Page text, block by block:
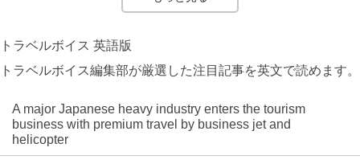
トラベルボイス 英語版
トラベルボイス編集部が厳選した注目記事を英文で読めます。
A major Japanese heavy industry enters the tourism
business with premium travel by business jet and
helicopter